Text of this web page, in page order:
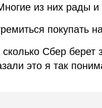
из них рады и
покупать
Сбер берет
это я так